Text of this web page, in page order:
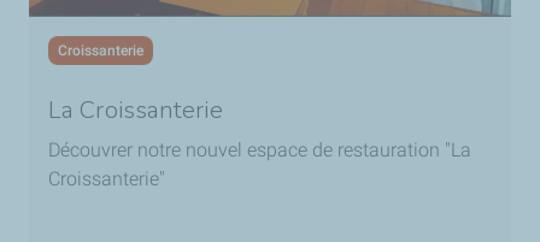
Croissanterie
La Croissanterie
Découvrer notre nouvel espace de restauration "La
Croissanterie"